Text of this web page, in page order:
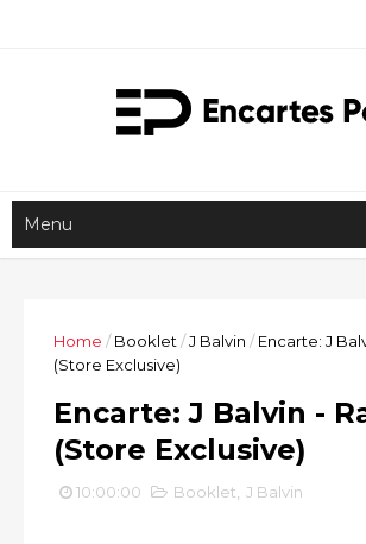
Home / Booklet /J Balvin / Encarte: J
(Store Exclusive)
Encarte: J Balvin -
(Store Exclusive)
10:00:00 Booklet J Balvin